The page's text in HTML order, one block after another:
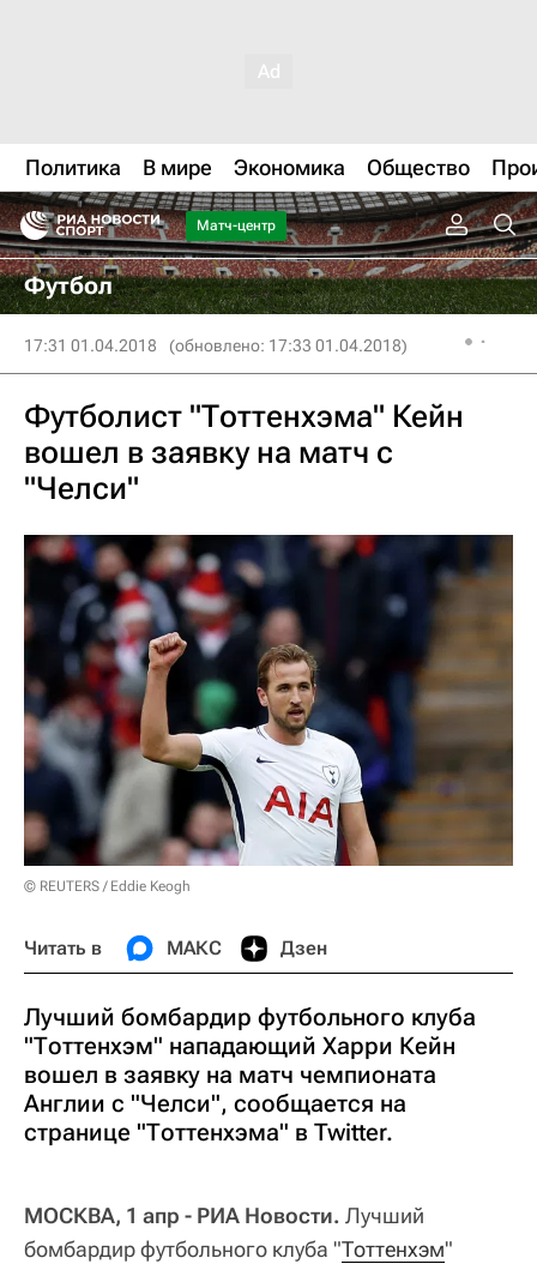
Политика В мире Экономика Общество
Матч-центр
Футбол
17:31 01.04.2018 (обновлено: 17:33 01.04.2018)
Футболист "Тоттенхэма" Кейн
вошел в заявку на матч с
"Челси"
© REUTERS / Eddie Keogh
Читать в МАКС Дзен
Лучший бомбардир футбольного клуба
"Тоттенхэм" нападающий Харри Кейн
вошел в заявку на матч чемпионата
Англии с "Челси", сообщается на
странице "Тоттенхэма" в Twitter.
МОСКВА, 1 апр - РИА Новости. Лучший
бомбардир футбольного клуба "Тоттенхэм"